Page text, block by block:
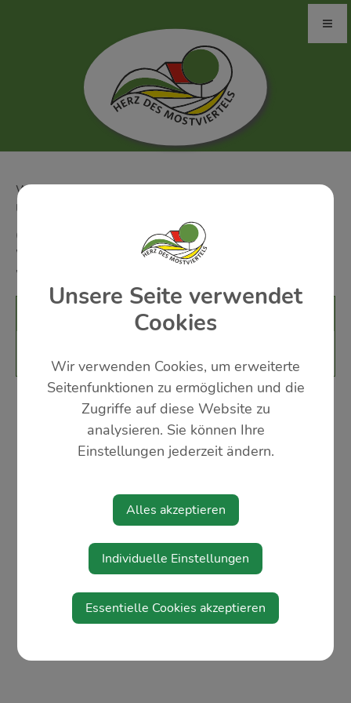
WEISTRACH: SONNTAG, 18. OKTOBER 2026 09:00
UHR
OKTOBERFEST MUSIKVEREIN
WEISTRACH - MUSIKVEREIN
WEISTRACH
Unsere Seite verwendet
Cookies
Wir verwenden Cookies, um erweiterte
Seitenfunktionen zu ermöglichen und die
Zugriffe auf diese Website zu
analysieren. Sie können Ihre
Einstellungen jederzeit ändern.
Alles akzeptieren
Individuelle Einstellungen
Essentielle Cookies akzeptieren